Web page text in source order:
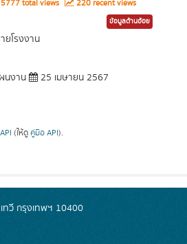
5777 total views 220 recent views
ข้อมูลด้านอ้อย
ยโรงงาน
นงาน 25 เมษายน 2567
API (ให้ดู คู่มือ API).
ทวี กรุงเทพฯ 10400